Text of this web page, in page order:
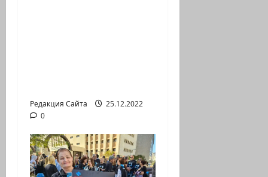
Редакция Сайта
25.12.2022
0